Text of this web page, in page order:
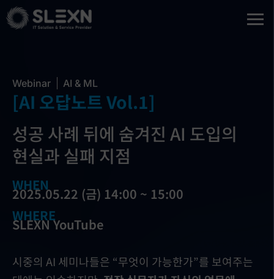
Webinar AI & ML
[AI 오답노트 Vol.1]
성공 사례 뒤에 숨겨진 AI 도입의
현실과 실패 지점
WHEN
2025.05.22 (금) 14:00 ~ 15:00
WHERE
SLEXN YouTube
시중의 AI 세미나들은 “무엇이 가능한가”를 보여주는